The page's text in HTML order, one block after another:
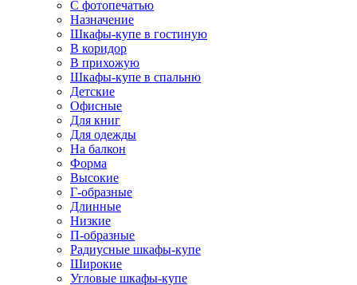
С фотопечатью
Назначение
Шкафы-купе в гостиную
В коридор
В прихожую
Шкафы-купе в спальню
Детские
Офисные
Для книг
Для одежды
На балкон
Форма
Высокие
Г-образные
Длинные
Низкие
П-образные
Радиусные шкафы-купе
Широкие
Угловые шкафы-купе